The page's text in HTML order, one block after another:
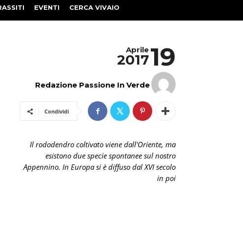
EVENTI CERCA VIVAIO
19
Aprile
2017
Redazione Passione In Verde
Condividi
Il rododendro coltivato viene dall'Oriente, ma
esistono due specie spontanee sul nostro
Appennino. In Europa si è diffuso dal XVI secolo
in poi